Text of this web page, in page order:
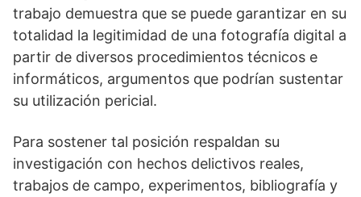
trabajo demuestra que se puede garantizar en su
totalidad la legitimidad de una fotografía digital a
partir de diversos procedimientos técnicos e
informáticos, argumentos que podrían sustentar
su utilización pericial.
Para sostener tal posición respaldan su
investigación con hechos delictivos reales,
trabajos de campo, experimentos, bibliografía y